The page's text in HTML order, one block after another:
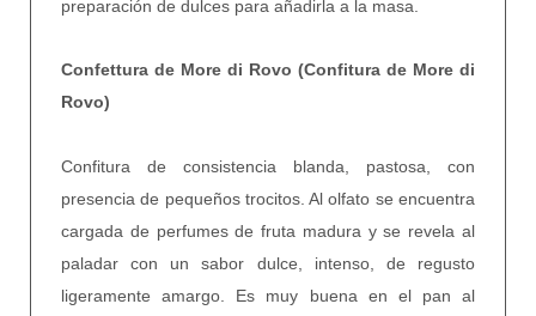
preparación de dulces para añadirla a la masa.
Confettura de More di Rovo (Confitura de More di
Rovo)
Confitura de consistencia blanda, pastosa, con
presencia de pequeños trocitos. Al olfato se encuentra
cargada de perfumes de fruta madura y se revela al
paladar con un sabor dulce, intenso, de regusto
ligeramente amargo. Es muy buena en el pan al